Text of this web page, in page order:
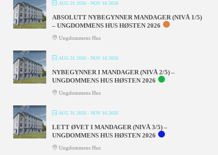
AUG 31 2026- NOV 16 2026
ABSOLUTT NYBEGYNNER MANDAGER (NIVÅ 1/5)
– UNGDOMMENS HUS HØSTEN 2026
Ungdommens Hus
AUG 31 2026- NOV 16 2026
NYBEGYNNER I MANDAGER (NIVÅ 2/5) –
UNGDOMMENS HUS HØSTEN 2026
Ungdommens Hus
AUG 31 2026- NOV 16 2026
LETT ØVET I MANDAGER (NIVÅ 3/5) –
UNGDOMMENS HUS HØSTEN 2026
Ungdommens Hus